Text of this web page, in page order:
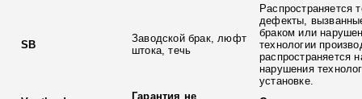
SB
Заводской брак, люфт
штока, течь
Распространяется
дефекты,
браком или
технологии
распространяется
нарушения
установке.
Гарантия не